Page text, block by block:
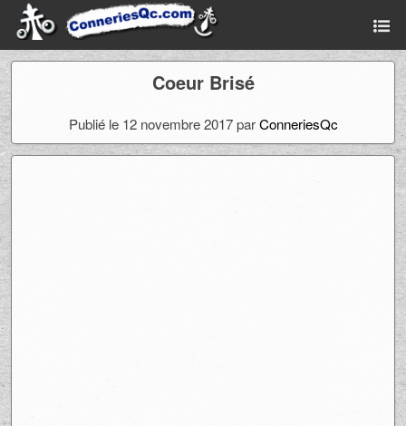
Coeur Brisé
Publié le 12 novembre 2017 parConneriesQc